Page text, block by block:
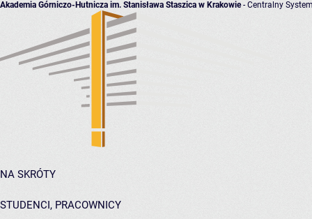
Akademia Górniczo-Hutnicza im. Stanisława Staszica w Krakowie- Centralny
NA SKRÓTY
STUDENCI, PRACOWNICY